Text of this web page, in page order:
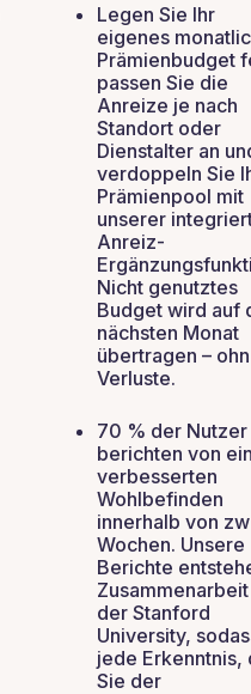
Legen Sie Ihr
eigenes
Prämienbudget
passen Sie die
Anreize je nach
Standort oder
Dienstalter an
verdoppeln Sie
Prämienpool mit
unserer
Anreiz-
Nicht genutztes
Budget wird auf
nächsten Monat
übertragen –
Verluste.
70 % der Nutzer
berichten von
verbesserten
Wohlbefinden
innerhalb von
Wochen. Unsere
Berichte
der Stanford
University,
jede Erkenntnis,
Sie der